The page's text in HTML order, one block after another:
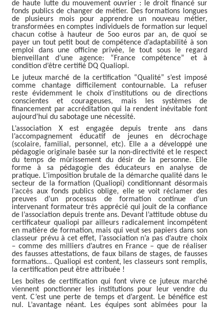
de haute lutte du mouvement ouvrier : le droit financé sur
fonds publics de changer de métier. Des formations longues
de plusieurs mois pour apprendre un nouveau métier,
transformées en comptes individuels de formation sur lequel
chacun cotise à hauteur de 5oo euros par an, de quoi se
payer un tout petit bout de compétence d’adaptabilité à son
emploi dans une officine privée, le tout sous le regard
bienveillant d’une agence: “France compétence” et à
condition d’être certifié DQ Qualiopi.
Le juteux marché de la certification “Qualité” s’est imposé
comme chantage difficilement contournable. La refuser
reste évidemment le choix d’institutions ou de directions
conscientes et courageuses, mais les systèmes de
financement par accréditation qui la rendent inévitable font
aujourd’hui du sabotage une nécessité.
L’association X est engagée depuis trente ans dans
l’accompagnement éducatif de jeunes en décrochage
(scolaire, familial, personnel, etc). Elle a a développé une
pédagogie originale basée sur la non-directivité et le respect
du temps de mûrissement du désir de la personne. Elle
forme à sa pédagogie des éducateurs en analyse de
pratique. L’imposition brutale de la démarche qualité dans le
secteur de la formation (Qualiopi) conditionnant désormais
l’accès aux fonds publics oblige, elle se voit réclamer des
preuves d’un processus de formation continue d’un
intervenant formateur très apprécié qui jouit de la confiance
de l’association depuis trente ans. Devant l’attitude obtuse du
certificateur qualiopi par ailleurs radicalement incompétent
en matière de formation, mais qui veut ses papiers dans son
classeur prévu à cet effet, l’association n’a pas d’autre choix
– comme des milliers d’autres en France – que de réaliser
des fausses attestations, de faux bilans de stages, de fausses
formations… Qualiopi est content, les classeurs sont remplis,
la certification peut être attribuée !
Les boîtes de certification qui font vivre ce juteux marché
viennent ponctionner les institutions pour leur vendre du
vent. C’est une perte de temps et d’argent. Le bénéfice est
nul. L’avantage néant. Les équipes sont abîmées pour la